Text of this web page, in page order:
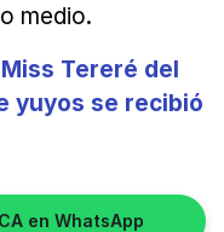
medio.
Tereré del
yuyos se recibió
en WhatsApp